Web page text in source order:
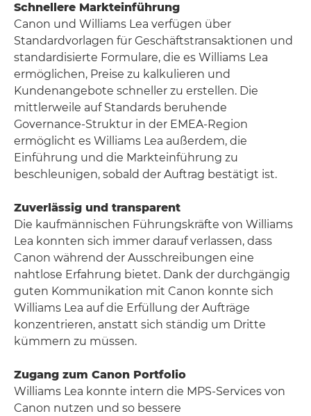
Schnellere Markteinführung
Canon und Williams Lea verfügen über
Standardvorlagen für Geschäftstransaktionen und
standardisierte Formulare, die es Williams Lea
ermöglichen, Preise zu kalkulieren und
Kundenangebote schneller zu erstellen. Die
mittlerweile auf Standards beruhende
Governance-Struktur in der EMEA-Region
ermöglicht es Williams Lea außerdem, die
Einführung und die Markteinführung zu
beschleunigen, sobald der Auftrag bestätigt ist.
Zuverlässig und transparent
Die kaufmännischen Führungskräfte von Williams
Lea konnten sich immer darauf verlassen, dass
Canon während der Ausschreibungen eine
nahtlose Erfahrung bietet. Dank der durchgängig
guten Kommunikation mit Canon konnte sich
Williams Lea auf die Erfüllung der Aufträge
konzentrieren, anstatt sich ständig um Dritte
kümmern zu müssen.
Zugang zum Canon Portfolio
Williams Lea konnte intern die MPS-Services von
Canon nutzen und so bessere